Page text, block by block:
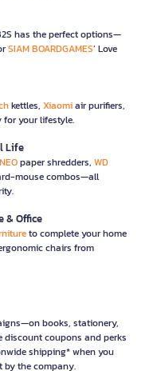
has the perfect options—
SIAM BOARDGAMES’ Love
kettles, Xiaomiair purifiers,
your lifestyle.
Life
NEOpaper shredders, WD
mouse combos—all
& Office
to complete your home
chairs from
books, stationery,
discount coupons and perks
shipping* when you
by the company.